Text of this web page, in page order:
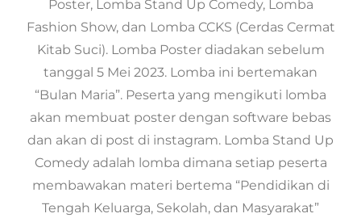
Poster, Lomba Stand Up Comedy, Lomba
Fashion Show, dan Lomba CCKS (Cerdas Cermat
Kitab Suci). Lomba Poster diadakan sebelum
tanggal 5 Mei 2023. Lomba ini bertemakan
“Bulan Maria”. Peserta yang mengikuti lomba
akan membuat poster dengan software bebas
dan akan di post di instagram. Lomba Stand Up
Comedy adalah lomba dimana setiap peserta
membawakan materi bertema “Pendidikan di
Tengah Keluarga, Sekolah, dan Masyarakat”